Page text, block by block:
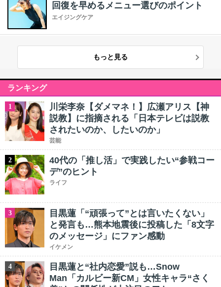
回復を早めるメニュー選びのポイント
エイジングケア
もっと見る
ランキング
1
川栄李奈【ダメマネ！】広瀬アリス【神
説教】に指摘される「日本テレビは説教
されたいのか、したいのか」
芸能
2
40代の「推し活」で実践したい“参戦コー
デ”のヒント
ライフ
3
目黒蓮「“頑張って”とは言いたくない」
と発言も…熊本地震後に投稿した「8文字
のメッセージ」にファン感動
イケメン
4
目黒蓮と“社内恋愛”説も…Snow
Man「カルビー新CM」女性キャラ“さく